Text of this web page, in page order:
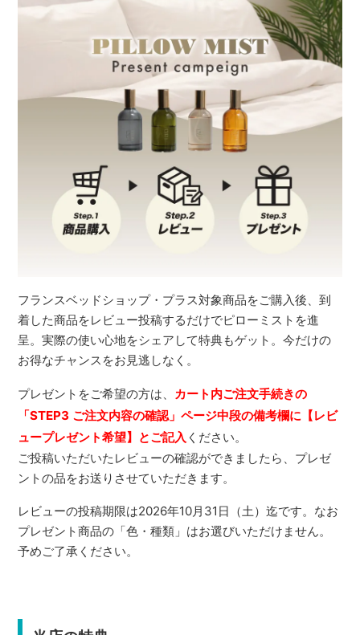
フランスベッドショップ・プラス対象商品をご購入後、到
着した商品をレビュー投稿するだけでピローミストを進
呈。実際の使い心地をシェアして特典もゲット。今だけの
お得なチャンスをお見逃しなく。
プレゼントをご希望の方は、 カート内ご注文手続きの
「STEP3 ご注文内容の確認」ページ中段の備考欄に【レビ
ュープレゼント希望】とご記入 ください。
ご投稿いただいたレビューの確認ができましたら、プレゼ
ントの品をお送りさせていただきます。
レビューの投稿期限は2026年10月31日（土）迄です。なお
プレゼント商品の「色・種類」はお選びいただけません。
予めご了承ください。